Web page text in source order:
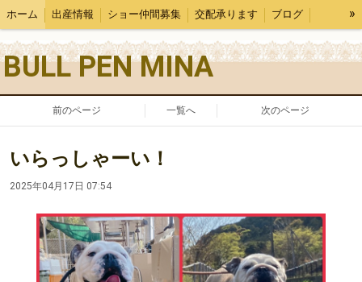
ホーム 出産情報 ショー仲間募集 交配承ります ブログ
犬舎紹介
»
BULL PEN MINA
前のページ 一覧へ 次のページ
いらっしゃーい！
2025年04月17日 07:54